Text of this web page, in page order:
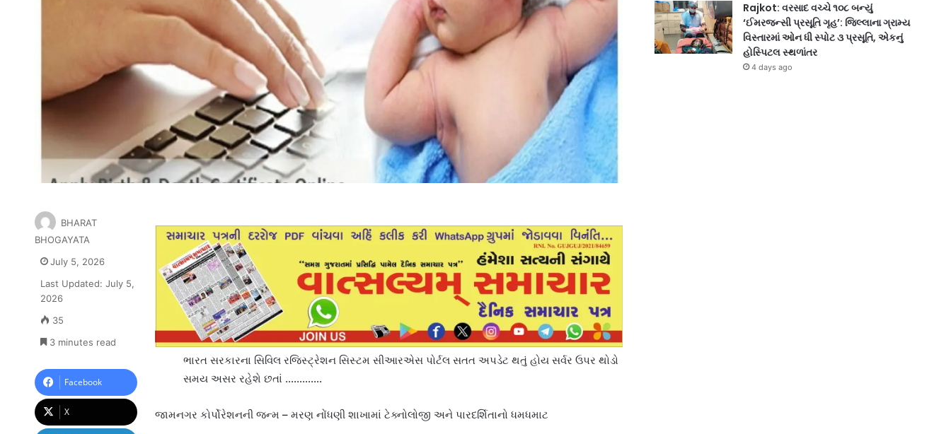
ભારત સરકારના સિવિલ રજિસ્ટ્રેશન સિસ્ટમ સીઆરએસ પોર્ટલ સતત અપડેટ થતું હોય સર્વર ઉપર થોડો
સમય અસર રહેશે છતાં ………….
જામનગર કોર્પોરેશનની જન્મ – મરણ નોંધણી શાખામાં ટેક્નોલોજી અને પારદર્શિતાનો ધમધમાટ
BHARAT
BHOGAYATA
July 5, 2026
Last Updated: July 5,
2026
35
3 minutes read
Facebook
X
Rajkot: વરસાદ વચ્ચે ૧૦૮ બન્યું
‘ઈમરજન્સી પ્રસૂતિ ગૃહ’: જિલ્લાના ગ્રામ્ય
વિસ્તારમાં ઓન ધી સ્પોટ ૩ પ્રસૂતિ, એકનું
હોસ્પિટલ સ્થળાંતર
4 days ago